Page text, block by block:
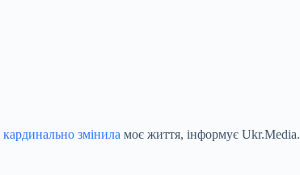
кардинально змінила моє життя, інформує Ukr.Media.